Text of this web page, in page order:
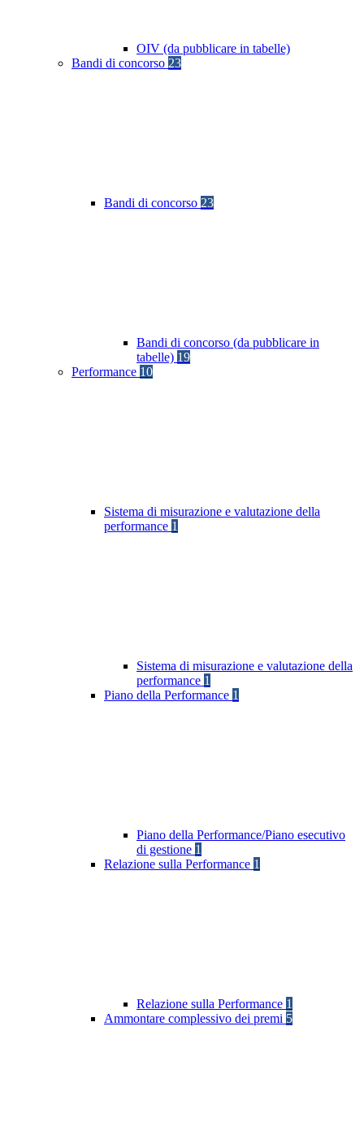
OIV (da pubblicare in tabelle)
Bandi di concorso 23
Bandi di concorso 23
Bandi di concorso (da pubblicare in
tabelle) 19
Performance 10
Sistema di misurazione e valutazione della
performance 1
Sistema di misurazione e valutazione della
performance 1
Piano della Performance 1
Piano della Performance/Piano esecutivo
di gestione 1
Relazione sulla Performance 1
Relazione sulla Performance 1
Ammontare complessivo dei premi 5